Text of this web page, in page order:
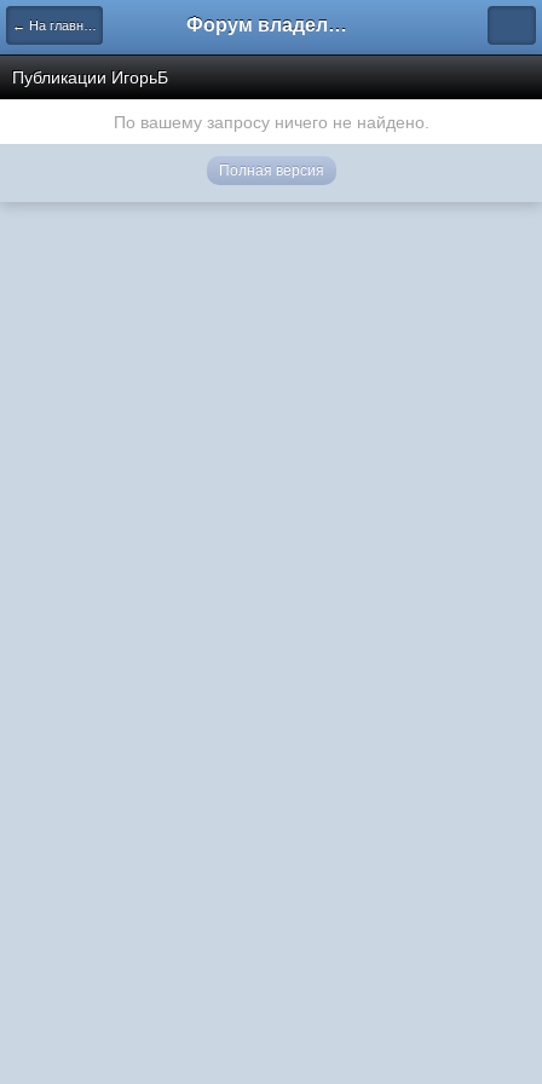
← На главную Форум владельцев интернет-магазинов
Публикации ИгорьБ
По вашему запросу ничего не найдено.
Полная версия